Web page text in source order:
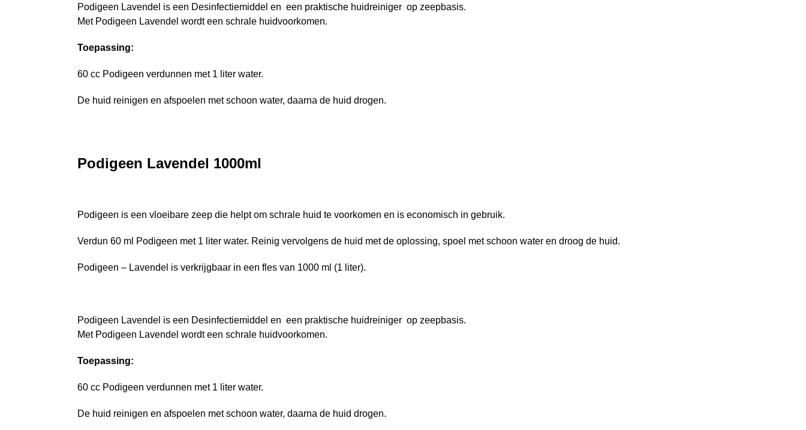
Podigeen Lavendel is een Desinfectiemiddel en een praktische huidreiniger op zeepbasis.
Met Podigeen Lavendel wordt een schrale huidvoorkomen.
Toepassing:
60 cc Podigeen verdunnen met 1 liter water.
De huid reinigen en afspoelen met schoon water, daarna de huid drogen.
Podigeen Lavendel 1000ml
Podigeen is een vloeibare zeep die helpt om schrale huid te voorkomen en is economisch in gebruik.
Verdun 60 ml Podigeen met 1 liter water. Reinig vervolgens de huid met de oplossing, spoel met schoon water en droog de huid.
Podigeen – Lavendel is verkrijgbaar in een fles van 1000 ml (1 liter).
Podigeen Lavendel is een Desinfectiemiddel en een praktische huidreiniger op zeepbasis.
Met Podigeen Lavendel wordt een schrale huidvoorkomen.
Toepassing:
60 cc Podigeen verdunnen met 1 liter water.
De huid reinigen en afspoelen met schoon water, daarna de huid drogen.